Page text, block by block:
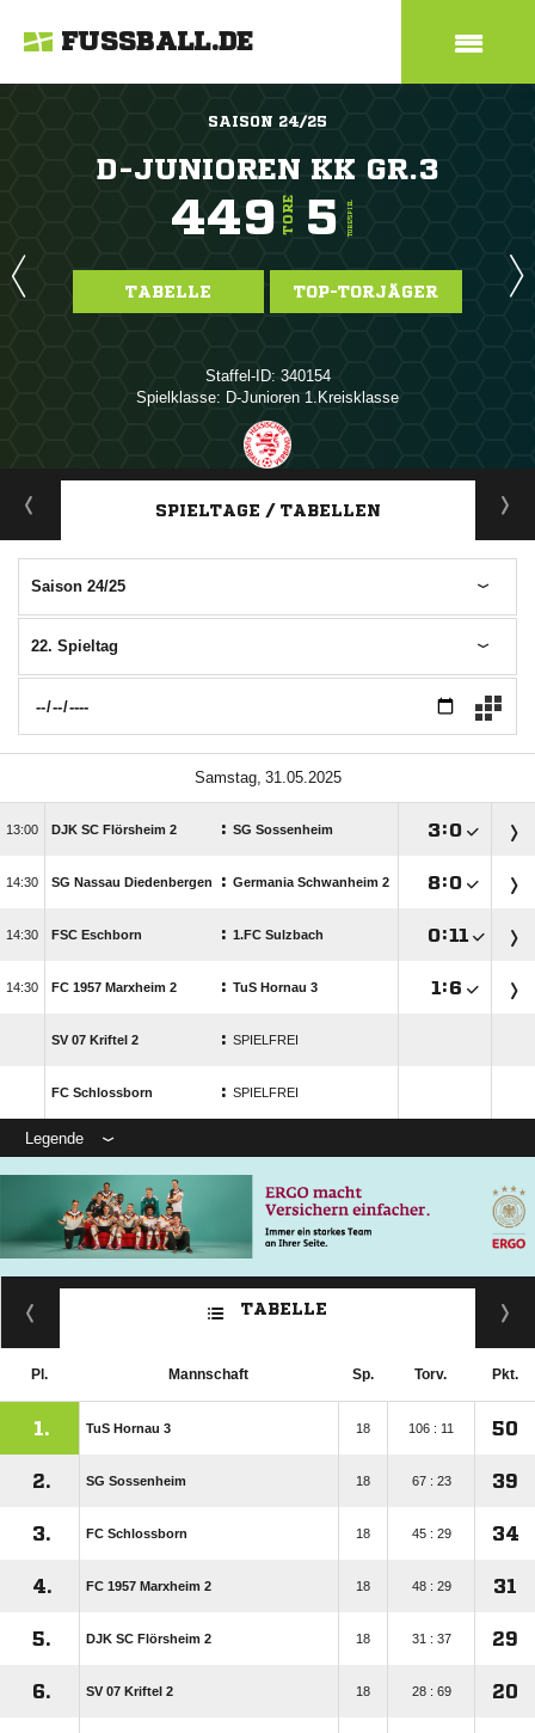
FUSSBALL.DE
SAISON 24/25
D-JUNIOREN KK GR.3
449 TORE 5 TORE/SPIEL
TABELLE TOP-TORJÄGER
Staffel-ID: 340154
Spielklasse: D-Junioren 1.Kreisklasse
ANZEIGE
SPIELTAGE / TABELLEN
Saison 24/25
22. Spieltag
 
 DJK SC Flörsheim 2 : SG Sossenheim :
 SG Nassau Diedenbergen : Germania Schwanheim 2 :
 FSC Eschborn : 1.FC Sulzbach :
 FC 1957 Marxheim 2 : TuS Hornau 3  :
SV 07 Kriftel 2 : SPIELFREI
FC Schlossborn : SPIELFREI
Legende
TABELLE
Pl. Mannschaft Sp. Torv. Pkt.
1. TuS Hornau 3 18 106 : 11 50
2. SG Sossenheim 18 67 : 23 39
3. FC Schlossborn 18 45 : 29 34
4. FC 1957 Marxheim 2 18 48 : 29 31
5. DJK SC Flörsheim 2 18 31 : 37 29
6. SV 07 Kriftel 2 18 28 : 69 20